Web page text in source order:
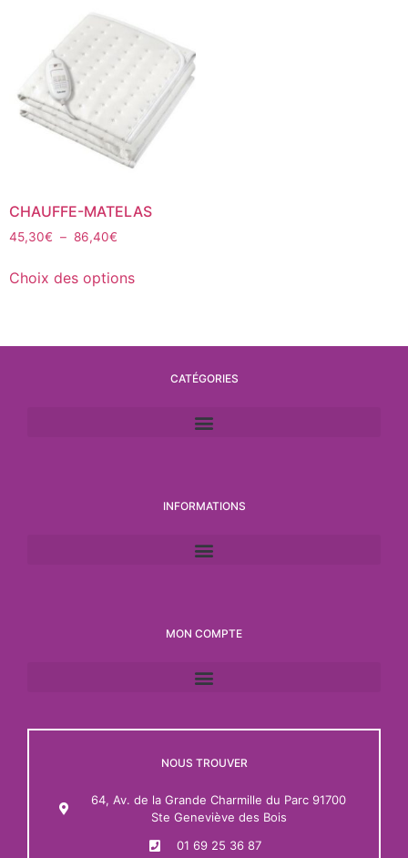
CHAUFFE-MATELAS
45,30€ – 86,40€
Choix des options
CATÉGORIES
INFORMATIONS
MON COMPTE
NOUS TROUVER
64, Av. de la Grande Charmille du Parc 91700
Ste Geneviève des Bois
01 69 25 36 87